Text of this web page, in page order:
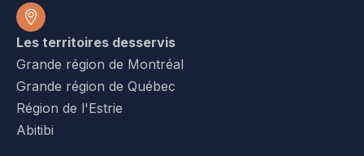
Les territoires desservis
Grande région de Montréal
Grande région de Québec
Région de l'Estrie
Abitibi